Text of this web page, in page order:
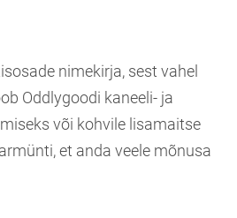
nimekirja, sest vahel
Oddlygoodi kaneeli- ja
või kohvile lisamaitse
et anda veele mõnusa